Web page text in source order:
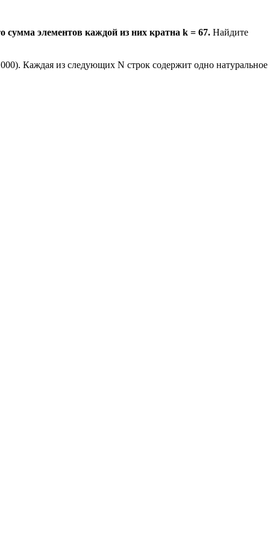
сумма элементов каждой из них кратна k = 67. Найдите
Каждая из следующих N строк содержит одно натуральное